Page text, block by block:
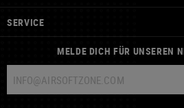
SERVICE
MELDE DICH FÜR UNSEREN